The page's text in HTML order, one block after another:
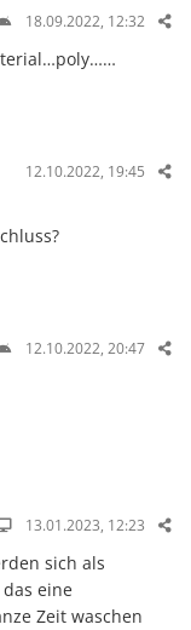
18.09.2022, 12:32
12.10.2022, 19:45
12.10.2022, 20:47
13.01.2023, 12:23
sich als
eine
Zeit waschen